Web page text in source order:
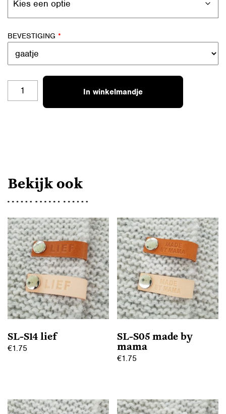
BEVESTIGING *
In winkelmandje
Bekijk ook
SL-S14 lief
€1.75
meerdere
SL-S05 made by
mama
€1.75
heeft